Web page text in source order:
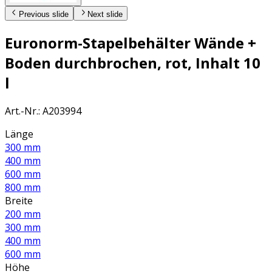
Previous slide Next slide
Euronorm-Stapelbehälter Wände +
Boden durchbrochen, rot, Inhalt 10
l
Art.-Nr.: A203994
Länge
300 mm
400 mm
600 mm
800 mm
Breite
200 mm
300 mm
400 mm
600 mm
Höhe